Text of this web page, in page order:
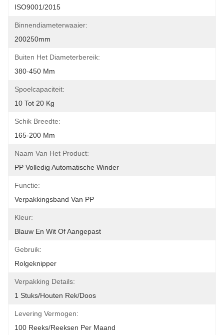
ISO9001/2015
Binnendiameterwaaier:
200250mm
Buiten Het Diameterbereik:
380-450 Mm
Spoelcapaciteit:
10 Tot 20 Kg
Schik Breedte:
165-200 Mm
Naam Van Het Product:
PP Volledig Automatische Winder
Functie:
Verpakkingsband Van PP
Kleur:
Blauw En Wit Of Aangepast
Gebruik:
Rolgeknipper
Verpakking Details:
1 Stuks/houten Rek/doos
Levering Vermogen:
100 Reeks/Reeksen Per Maand